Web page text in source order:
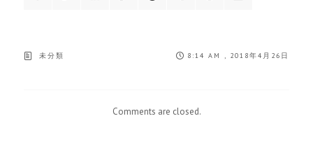
未分類 8:14 AM , 2018年4月26日
Comments are closed.